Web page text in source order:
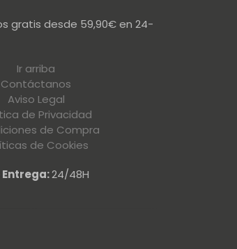
gratis desde 59,90€ en 24-
Ir arriba
Contáctanos
Aviso Legal
de Privacidad
de Compra
de Cookies
24/48H